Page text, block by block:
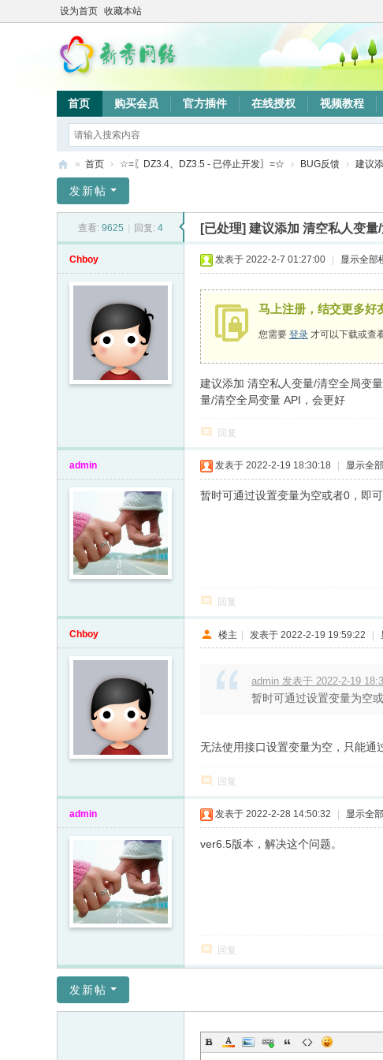
设为首页 收藏本站
首页 购买会员 官方插件 在线授权 视频教程
秀
» 首页 › ☆=〖DZ3.4、DZ3.5 - 已停止开发〗=☆ › BUG反馈 › 建议
发新帖
查看: 9625 回复: 4 [已处理] 建议添加 清空私人变量
Chboy 发表于 2022-2-7 01:27:00 显示全部
马上注册，结交更多好
您需要 登录 才可以下载或查
建议添加 清空私人变量/清空全局变
量/清空全局变量 API，会更好
回复
admin 发表于 2022-2-19 18:30:18 显示全
暂时可通过设置变量为空或者0，即
回复
Chboy 楼主 | 发表于 2022-2-19 19:59:22 |
admin 发表于 2022-2-19
暂时可通过设置变量为空
无法使用接口设置变量为空，只能通
回复
admin 发表于 2022-2-28 14:50:32 显示全
ver6.5版本，解决这个问题。
回复
发新帖